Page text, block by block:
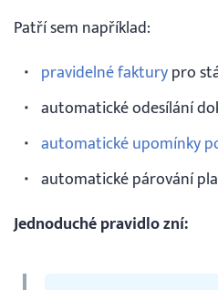
Patří sem například:
pravidelné fakturypro
automatické odesílání
automatické upomínky
automatické párování
Jednoduché pravidlo zní: